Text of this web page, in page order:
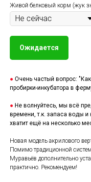
Живой белковый корм (жук
Ожидается
● Очень частый вопрос:
пробирки-инкубатора в
● Не волнуйтесь, мы всё
времени, т.к. запаса воды и
хватит ещё на несколько
Новая модель акрилового
Помимо традиционной
Муравьёв дополнительно
практично. Рекомендуем!